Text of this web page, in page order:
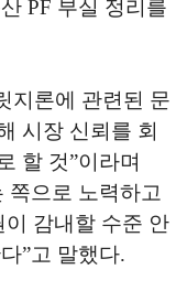
PF 부실 정리를
지론에 관련된 문
시장 신뢰를 회
할 것”이라며
쪽으로 노력하고
감내할 수준 안
”고 말했다.